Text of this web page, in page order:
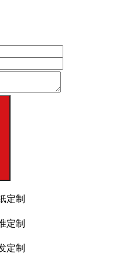
定制
定制
定制